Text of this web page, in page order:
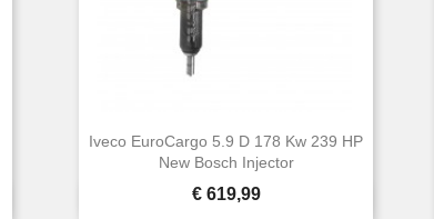
Iveco EuroCargo 5.9 D 178 Kw 239 HP
New Bosch Injector
Prijs
€ 619,99
Snel bekijken